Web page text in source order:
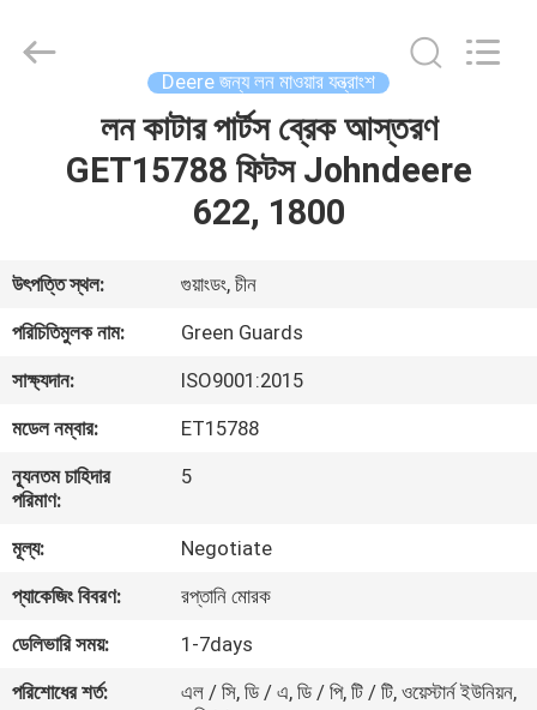
আমাদের
সম্পর্কে
কারখানা
ভ্রমণ
নিয়ন্ত্রণ
যোগাযোগ
করুন
Trading
Deere জন্য লন মাওয়ার যন্ত্রাংশ
লন কাটার পার্টস ব্রেক আস্তরণ
GET15788 ফিটস Johndeere
622, 1800
উৎপত্তি স্থল:
গুয়াংডং, চীন
পরিচিতিমুলক নাম:
Green Guards
সাক্ষ্যদান:
ISO9001:2015
মডেল নম্বার:
ET15788
ন্যূনতম চাহিদার
পরিমাণ:
5
মূল্য:
Negotiate
প্যাকেজিং বিবরণ:
রপ্তানি মোরক
ডেলিভারি সময়:
1-7days
পরিশোধের শর্ত:
এল / সি, ডি / এ, ডি / পি, টি / টি, ওয়েস্টার্ন ইউনিয়ন,